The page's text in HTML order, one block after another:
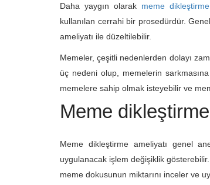
Daha yaygın olarak meme dikleştirme
kullanılan cerrahi bir prosedürdür.
ameliyatı ile düzeltilebilir.
Memeler, çeşitli nedenlerden dolayı
üç nedeni olup, memelerin
memelere sahip olmak isteyebilir ve
Meme dikleştirme
Meme dikleştirme ameliyatı genel
uygulanacak işlem değişiklik
meme dokusunun miktarını inceler ve